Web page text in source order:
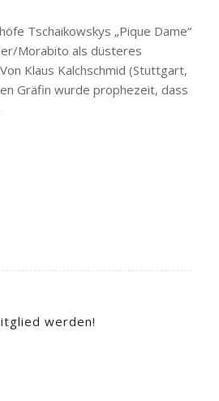
Tschaikowskys „Pique Dame“
Morabito als düsteres
Klaus Kalchschmid (Stuttgart,
Gräfin wurde prophezeit, dass
werden!